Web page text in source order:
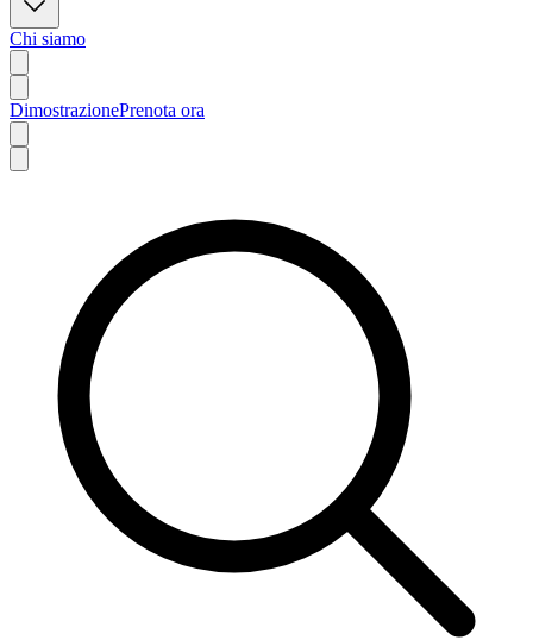
Chi siamo
DimostrazionePrenota ora